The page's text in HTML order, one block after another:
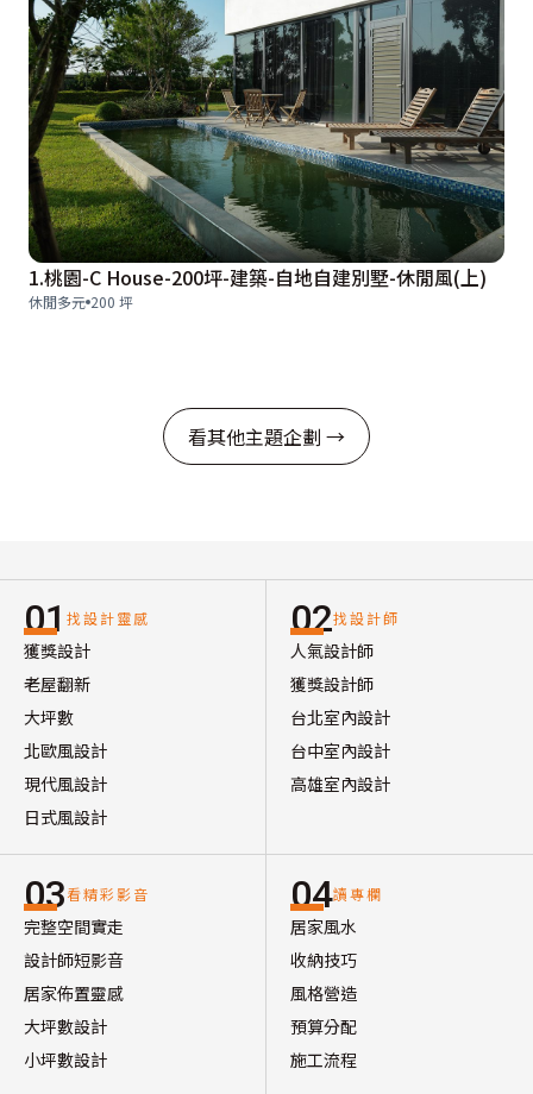
1.桃園-C House-200坪-建築-自地自建別墅-休閒風(上)
休閒多元 200 坪
看其他主題企劃 →
01 找設計靈感
獲獎設計
老屋翻新
大坪數
北歐風設計
現代風設計
日式風設計
02找設計師
人氣設計師
獲獎設計師
台北室內設計
台中室內設計
高雄室內設計
03看精彩影音
完整空間實走
設計師短影音
居家佈置靈感
大坪數設計
小坪數設計
04讀專欄
居家風水
收納技巧
風格營造
預算分配
施工流程